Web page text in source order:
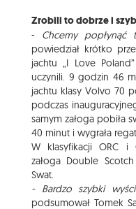
Zrobili to dobrze i
- Chcemy
powiedział krótko
jachtu „I Love
uczynili. 9 godzin 46
jachtu klasy Volvo 70
podczas
samym załoga pobiła
40 minut i wygrała
W klasyfikacji ORC i
załoga Double
Swat.
- Bardzo szybki
podsumował Tomek